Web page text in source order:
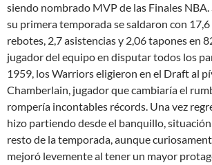
siendo nombrado MVP de las Finales NBA.
su primera temporada se saldaron con
rebotes, 2,7 asistencias y 2,06 tapones en
jugador del equipo en disputar todos los
1959, los Warriors eligieron en el Draft al
Chamberlain, jugador que cambiaría el
rompería incontables récords. Una vez
hizo partiendo desde el banquillo,
resto de la temporada, aunque
mejoró levemente al tener un mayor